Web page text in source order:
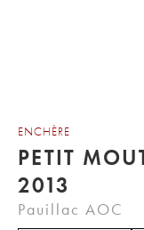
ENCHÈRE
PETIT
2013
Pauillac AOC